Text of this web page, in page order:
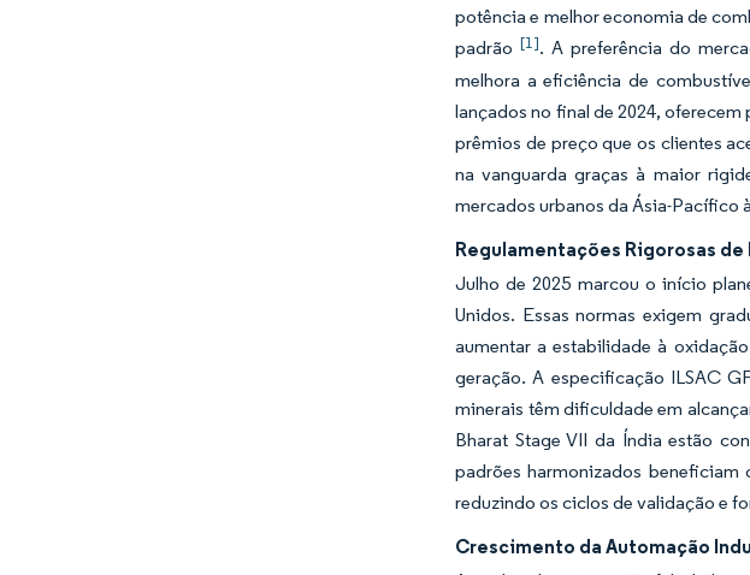
potência e melhor economia de
padrão [1]. A preferência do
melhora a eficiência de
lançados no final de 2024,
prêmios de preço que os clientes
na vanguarda graças à maior
mercados urbanos da Ásia-Pacífico
Regulamentações Rigorosas
Julho de 2025 marcou o início
Unidos. Essas normas exigem
aumentar a estabilidade à
geração. A especificação ILSAC
minerais têm dificuldade em
Bharat Stage VII da Índia estão
padrões harmonizados
reduzindo os ciclos de validação e
Crescimento da Automação